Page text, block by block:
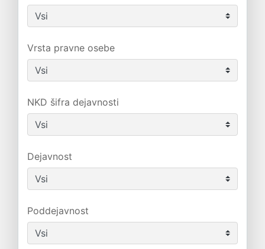
Vrsta pravne osebe
NKD šifra dejavnosti
Dejavnost
Poddejavnost